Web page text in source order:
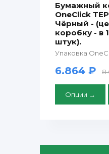
Бумажный
OneClick
Чёрный -
коробку - в
штук).
Упаковка
6.864 ₽
Опции →